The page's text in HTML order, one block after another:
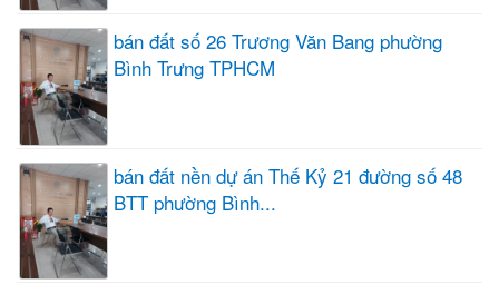
bán đất số 26 Trương Văn Bang phường
Bình Trưng TPHCM
bán đất nền dự án Thế Kỷ 21 đường số 48
BTT phường Bình...